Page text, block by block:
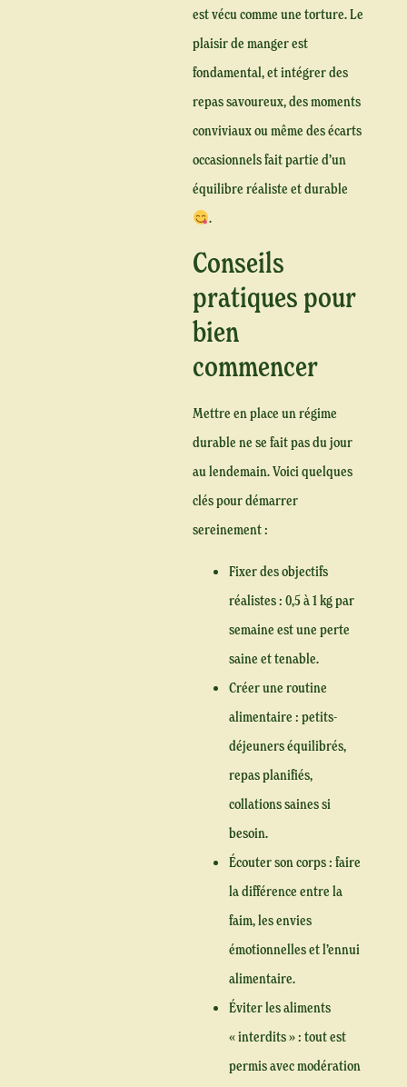
est vécu comme une torture. Le
plaisir de manger est
fondamental, et intégrer des
repas savoureux, des moments
conviviaux ou même des écarts
occasionnels fait partie d’un
équilibre réaliste et durable
.
Conseils
pratiques pour
bien
commencer
Mettre en place un régime
durable ne se fait pas du jour
au lendemain. Voici quelques
clés pour démarrer
sereinement :
Fixer des objectifs
réalistes : 0,5 à 1 kg par
semaine est une perte
saine et tenable.
Créer une routine
alimentaire : petits-
déjeuners équilibrés,
repas planifiés,
collations saines si
besoin.
Écouter son corps : faire
la différence entre la
faim, les envies
émotionnelles et l’ennui
alimentaire.
Éviter les aliments
« interdits » : tout est
permis avec modération